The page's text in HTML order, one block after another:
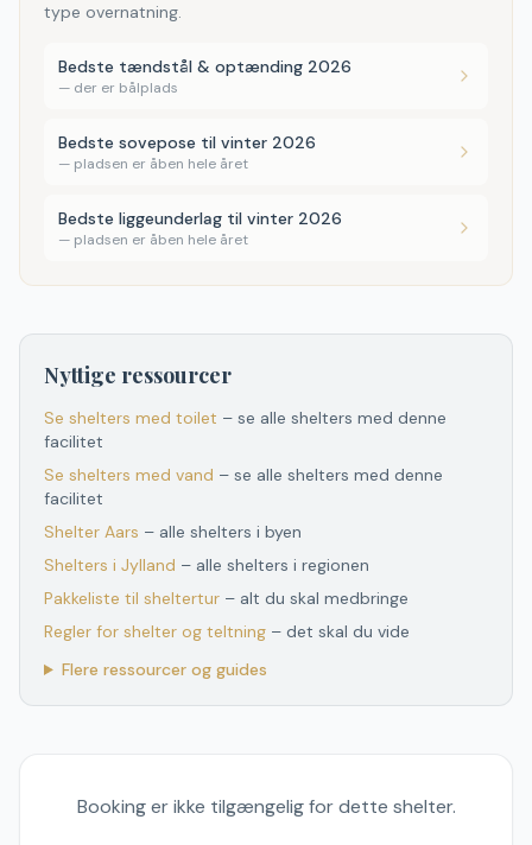
type overnatning.
Bedste tændstål & optænding 2026
— der er bålplads
Bedste sovepose til vinter 2026
— pladsen er åben hele året
Bedste liggeunderlag til vinter 2026
— pladsen er åben hele året
Nyttige ressourcer
Se shelters med toilet – se alle shelters med denne
facilitet
Se shelters med vand – se alle shelters med denne
facilitet
Shelter Aars – alle shelters i byen
Shelters i Jylland – alle shelters i regionen
Pakkeliste til sheltertur – alt du skal medbringe
Regler for shelter og teltning – det skal du vide
Flere ressourcer og guides
Booking er ikke tilgængelig for dette shelter.